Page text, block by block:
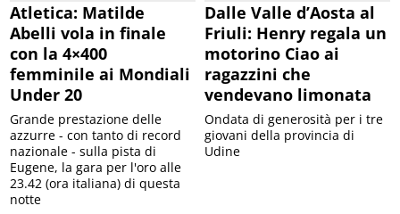
Atletica: Matilde
Abelli vola in finale
con la 4×400
femminile ai Mondiali
Under 20
Grande prestazione delle
azzurre - con tanto di record
nazionale - sulla pista di
Eugene, la gara per l'oro alle
23.42 (ora italiana) di questa
notte
Dalle Valle d’Aosta al
Friuli: Henry regala un
motorino Ciao ai
ragazzini che
vendevano limonata
Ondata di generosità per i tre
giovani della provincia di
Udine